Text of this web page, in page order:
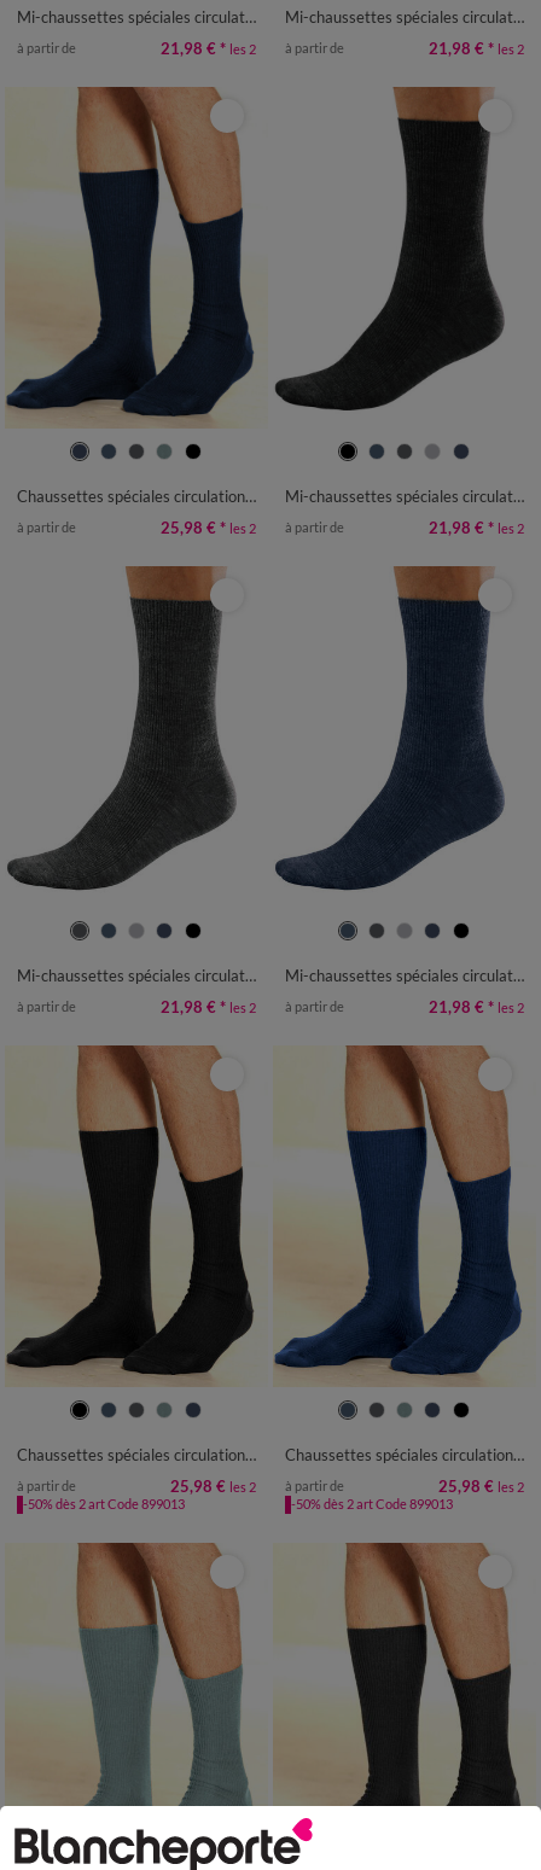
Mi-chaussettes spéciales circulation - lot de 2 paires
à partir de 21,98 € * les 2
Mi-chaussettes spéciales circulation - lot de 2 paires
à partir de 21,98 € * les 2
39/42 43/46 47/50
Chaussettes spéciales circulation - lot de 2 paires
à partir de 25,98 € * les 2
39/42 43/46 47/50
Mi-chaussettes spéciales circulation - lot de 2 paires
à partir de 21,98 € * les 2
39/42 43/46 47/50
Mi-chaussettes spéciales circulation - lot de 2 paires
à partir de 21,98 € * les 2
39/42 43/46 47/50
Mi-chaussettes spéciales circulation - lot de 2 paires
à partir de 21,98 € * les 2
39/42 43/46 47/50
Chaussettes spéciales circulation - lot de 2 paires
à partir de 25,98 € les 2
-50% dès 2 art Code 899013
39/42 43/46 47/50
Chaussettes spéciales circulation - lot de 2 paires
à partir de 25,98 € les 2
-50% dès 2 art Code 899013